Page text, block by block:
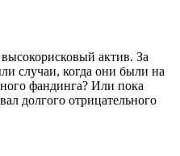
высокорисковый актив. За
случаи, когда они были на
фандинга? Или пока
долгого отрицательного